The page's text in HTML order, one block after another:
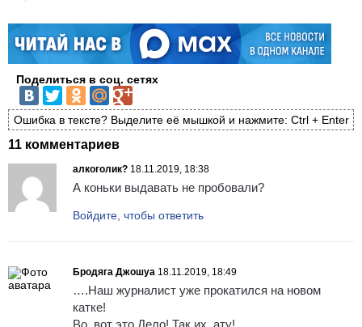
Поделиться в соц. сетях
Ошибка в тексте? Выделите её мышкой и нажмите: Ctrl + Enter
11 комментариев
алкоголик? 18.11.2019, 18:38
А коньки выдавать не пробовали?
Войдите, чтобы ответить
Бродяга Джошуа 18.11.2019, 18:49
….Наш журналист уже прокатился на новом
катке!